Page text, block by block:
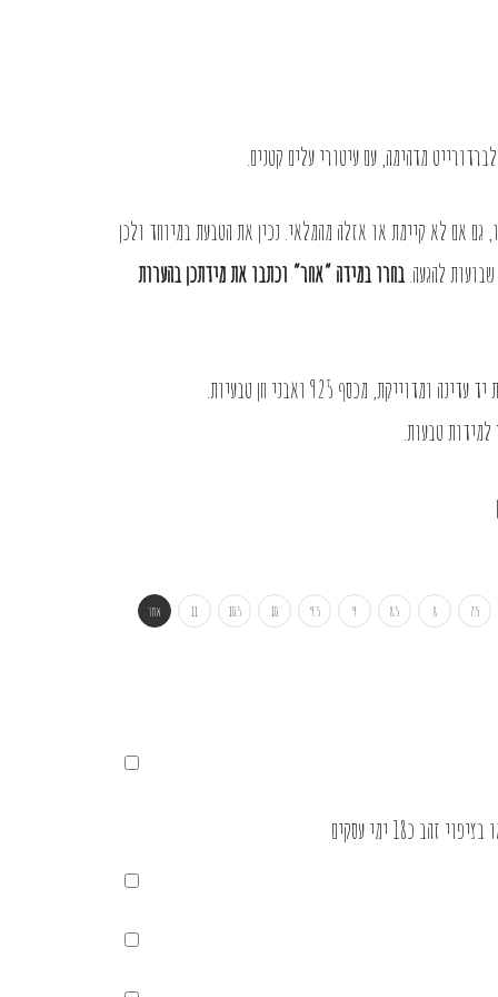
מדהימה, עם עיטורי עלים קטנים.
גם אם לא קיימת או אזלה מהמלאי. נכין את הטבעת במיוחד ולכן
להגעה. בחרו במידה “אחר” וכתבו את מידתכן בהערות
מכסף 925 ואבני חן טבעיות.
למידות טבעות
7.5
8
8.5
9
9.5
10
10.5
11 אחר
כ18 ימי עסקים